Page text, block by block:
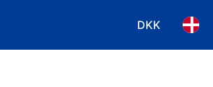
DKK
Vælg valuta.